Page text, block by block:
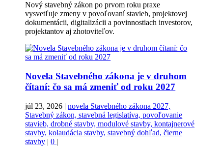
Nový stavebný zákon po prvom roku praxe
vysvetľuje zmeny v povoľovaní stavieb, projektovej
dokumentácii, digitalizácii a povinnostiach investorov,
projektantov aj zhotoviteľov.
Novela Stavebného zákona je v druhom
čítaní: čo sa má zmeniť od roku 2027
júl 23, 2026 |novela Stavebného zákona 2027,
Stavebný zákon, stavebná legislatíva, povoľovanie
stavieb, drobné stavby, modulové stavby, kontajnerové
stavby, kolaudácia stavby, stavebný dohľad, čierne
stavby |0 |